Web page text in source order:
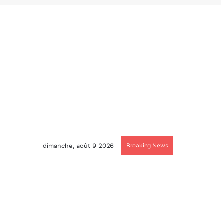
dimanche, août 9 2026 Breaking News